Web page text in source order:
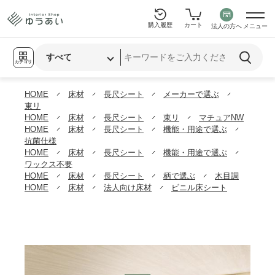
カテゴリ
購入履歴 カート 法人の方へ メニュー
HOME 床材 長尺シート
メーカーで選ぶ
東リ
HOME
床材 長尺シート 東リ
マチュアNW
HOME
床材 長尺シート
機能・用途で選ぶ
抗菌仕様
HOME
床材 長尺シート
機能・用途で選ぶ
ワックス不要
HOME
床材 長尺シート 柄で選ぶ
木目調
HOME
床材 法人向け床材 ビニル床シート